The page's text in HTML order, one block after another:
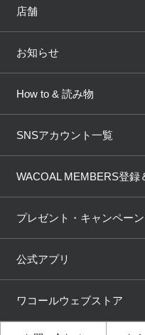
トピックス
WACOAL
AMPHI
OUR WACOAL
WACOAL Remamma
Licensed Brands
店舗
店舗を探す
ブラ無料診断
3Dボディスキャン
お知らせ
新着情報
商品回収
ニュース＆トピックス
How to & 読み物
下着の基礎知識
ブラパン
大人の工場見学inベトナム
SNSアカウント一覧
WACOAL MEMBERS登録
プレゼント・キャンペーン
公式アプリ
ワコールウェブストア